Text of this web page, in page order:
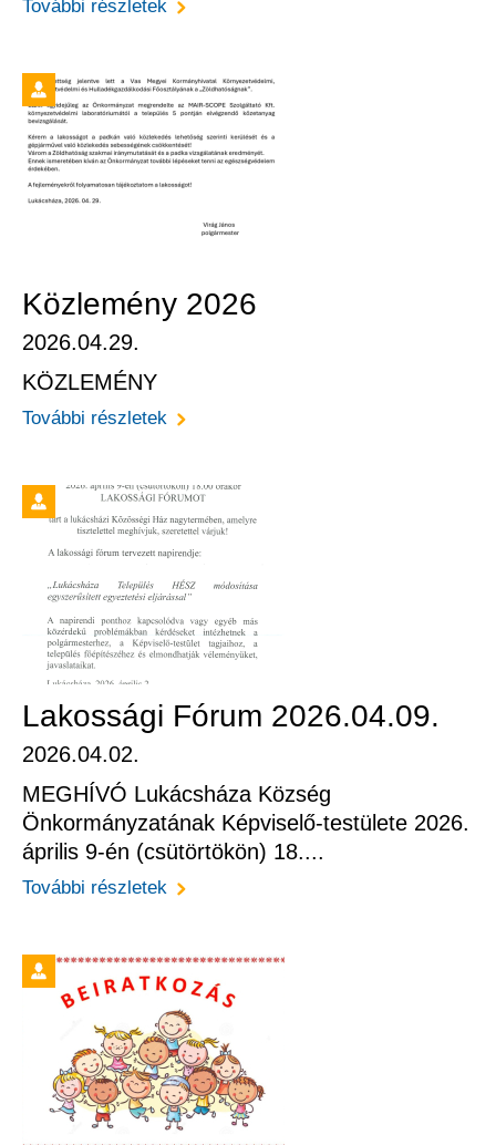
További részletek
Közlemény 2026
2026.04.29.
KÖZLEMÉNY
További részletek
Lakossági Fórum 2026.04.09.
2026.04.02.
MEGHÍVÓ Lukácsháza Község
Önkormányzatának Képviselő-testülete 2026.
április 9-én (csütörtökön) 18....
További részletek